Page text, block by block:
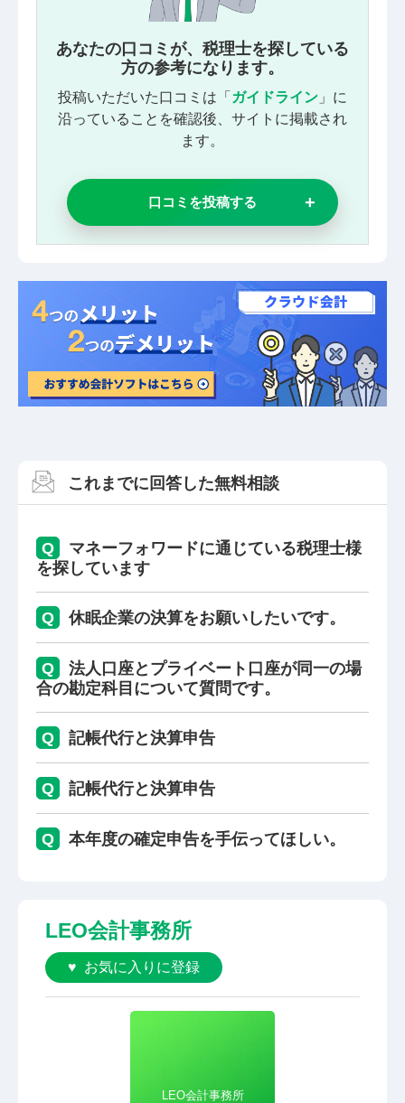
あなたの口コミが、税理士を探している
方の参考になります。
投稿いただいた口コミは「 ガイドライン 」に
沿っていることを確認後、サイトに掲載され
ます。
口コミを投稿する
これまでに回答した無料相談
Q
マネーフォワードに通じている税理士様
を探しています
Q 休眠企業の決算をお願いしたいです。
Q
法人口座とプライベート口座が同一の場
合の勘定科目について質問です。
Q 記帳代行と決算申告
Q 記帳代行と決算申告
Q 本年度の確定申告を手伝ってほしい。
LEO会計事務所
お気に入りに登録
LEO会計事務所